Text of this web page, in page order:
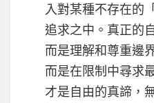
入對某種不存在的
追求之中。真正的
而是理解和尊重邊
而是在限制中尋求
才是自由的真諦，